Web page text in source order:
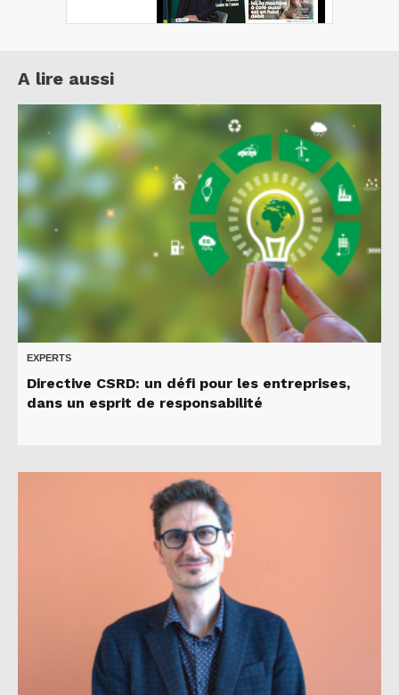
A lire aussi
EXPERTS
Directive CSRD: un défi pour les entreprises,
dans un esprit de responsabilité